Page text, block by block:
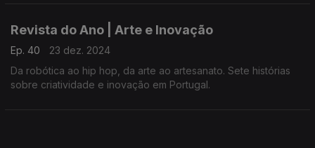
Revista do Ano | Arte e Inovação
Ep. 40
23 dez. 2024
Da robótica ao hip hop, da arte ao artesanato. Sete histórias
sobre criatividade e inovação em Portugal.